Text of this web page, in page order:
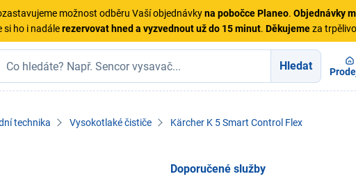
možnost odběru Vaší objednávkyna pobočce Planeo. Objednávky
si ho i nadálerezervovat hned a vyzvednout už do 15 minut. Děkujemeza
Hledat
technika Vysokotlaké čističe Kärcher K 5 Smart Control Flex
Doporučené služby